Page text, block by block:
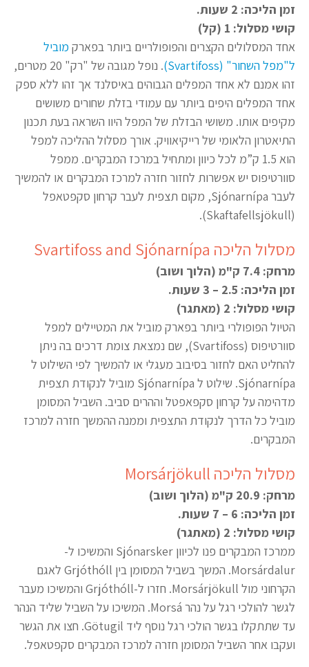
זמן הליכה: 2 שעות.
קושי מסלול: 1 (קל)
אחד המסלולים הקצרים והפופולריים ביותר בפארקמוביל
ל"מפל השחור" (Svartifoss)
. נופל מגובה של "רק" 20 מטרים,
זהו אמנם לא אחד המפלים הגבוהים באיסלנד אך זהו ללא ספק
אחד המפלים היפים ביותר עם עמודי בזלת שחורים משושים
מקיפים אותו. משושי הבזלת של המפל היוו השראה בעת תכנון
התיאטרון הלאומי של רייקיאוויק. אורך מסלול ההליכה למפל
הוא 1.5 ק”מ לכל כיוון ומתחיל במרכז המבקרים. ממפל
סוורטיפוס יש אפשרות לחזור חזרה למרכז המבקרים או להמשיך
לעבר Sjónarnípa, מקום תצפית לעבר קרחון סקפטאפל
מסלול הליכה Svartifoss and Sjónarnípa
מרחק: 7.4 ק"מ (הלוך ושוב)
זמן הליכה: 2.5 – 3 שעות.
קושי מסלול: 2 (מאתגר)
הטיול הפופולרי ביותר בפארק מוביל את המטיילים למפל
סוורטיפוס (Svartifoss), שם נמצאת צומת דרכים בה ניתן
להחליט האם לחזור בסיבוב מעגלי או להמשיך לפי השילוט ל
Sjónarnípa. שילוט ל Sjónarnípa מוביל לנקודת תצפית
מדהימה על קרחון סקפאפטל וההרים סביב. השביל המסומן
מוביל כל הדרך לנקודת התצפית וממנה ההמשך חזרה למרכז
המבקרים.
מסלול הליכה Morsárjökull
מרחק: 20.9 ק"מ (הלוך ושוב)
זמן הליכה: 6 – 7 שעות.
קושי מסלול: 2 (מאתגר)
ממרכז המבקרים פנו לכיוון Sjónarsker והמשיכו ל-
Morsárdalur. המשך בשביל המסומן בין Grjóthóll לאגם
הקרחוני מול Morsárjökull. חזרו ל-Grjóthóll והמשיכו מעבר
לגשר להולכי רגל על נהר Morsá. המשיכו על השביל שליד הנהר
עד שתתקלו בגשר הולכי רגל נוסף ליד Götugil. חצו את הגשר
ועקבו אחר השביל המסומן חזרה למרכז המבקרים סקפטאפל.